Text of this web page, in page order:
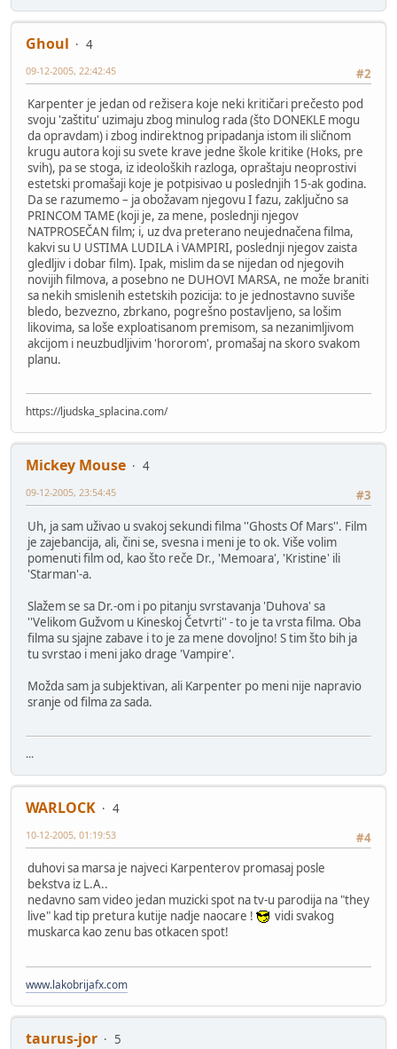
Ghoul
4
#2
09-12-2005, 22:42:45
Karpenter je jedan od režisera koje neki kritičari prečesto pod
svoju 'zaštitu' uzimaju zbog minulog rada (što DONEKLE mogu
da opravdam) i zbog indirektnog pripadanja istom ili sličnom
krugu autora koji su svete krave jedne škole kritike (Hoks, pre
svih), pa se stoga, iz ideoloških razloga, opraštaju neoprostivi
estetski promašaji koje je potpisivao u poslednjih 15-ak godina.
Da se razumemo – ja obožavam njegovu I fazu, zaključno sa
PRINCOM TAME (koji je, za mene, poslednji njegov
NATPROSEČAN film; i, uz dva preterano neujednačena filma,
kakvi su U USTIMA LUDILA i VAMPIRI, poslednji njegov zaista
gledljiv i dobar film). Ipak, mislim da se nijedan od njegovih
novijih filmova, a posebno ne DUHOVI MARSA, ne može braniti
sa nekih smislenih estetskih pozicija: to je jednostavno suviše
bledo, bezvezno, zbrkano, pogrešno postavljeno, sa lošim
likovima, sa loše exploatisanom premisom, sa nezanimljivom
akcijom i neuzbudljivim 'hororom', promašaj na skoro svakom
planu.
https://ljudska_splacina.com/
Mickey Mouse
4
#3
09-12-2005, 23:54:45
Uh, ja sam uživao u svakoj sekundi filma ''Ghosts Of Mars''. Film
je zajebancija, ali, čini se, svesna i meni je to ok. Više volim
pomenuti film od, kao što reče Dr., 'Memoara', 'Kristine' ili
'Starman'-a.
Slažem se sa Dr.-om i po pitanju svrstavanja 'Duhova' sa
''Velikom Gužvom u Kineskoj Četvrti'' - to je ta vrsta filma. Oba
filma su sjajne zabave i to je za mene dovoljno! S tim što bih ja
tu svrstao i meni jako drage 'Vampire'.
Možda sam ja subjektivan, ali Karpenter po meni nije napravio
sranje od filma za sada.
...
WARLOCK
4
#4
10-12-2005, 01:19:53
duhovi sa marsa je najveci Karpenterov promasaj posle
bekstva iz L.A..
nedavno sam video jedan muzicki spot na tv-u parodija na "they
live" kad tip pretura kutije nadje naocare !
vidi svakog
muskarca kao zenu bas otkacen spot!
www.lakobrijafx.com
taurus-jor
5